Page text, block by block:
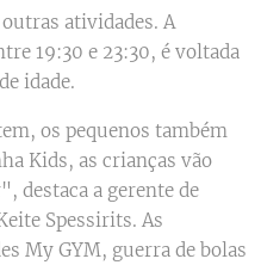
atividades. A
19:30 e 23:30, é voltada
idade.
os pequenos também
Kids, as crianças vão
destaca a gerente de
Spessirits. As
My GYM, guerra de bolas